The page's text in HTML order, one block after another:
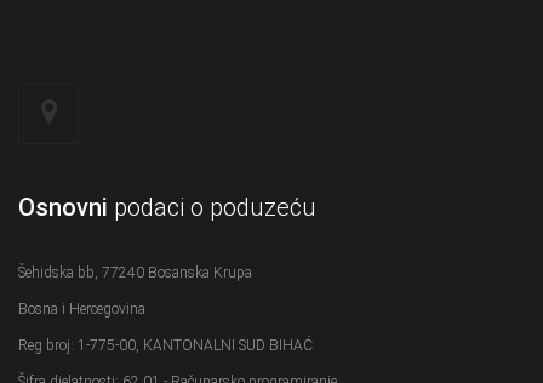
Osnovni podaci o poduzeću
Šehidska bb, 77240 Bosanska Krupa
Bosna i Hercegovina
Reg broj: 1-775-00, KANTONALNI SUD BIHAĆ